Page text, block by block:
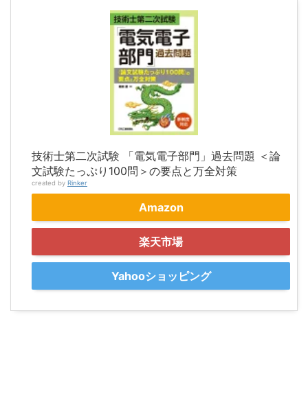
技術士第二次試験 「電気電子部門」過去問題 ＜論
文試験たっぷり100問＞の要点と万全対策
created by Rinker
Amazon
楽天市場
Yahooショッピング